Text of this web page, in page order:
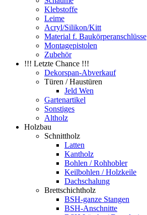
Klebstoffe
Leime
Acryl/Silikon/Kitt
Material f. Baukörperanschlüsse
Montagepistolen
Zubehör
!!! Letzte Chance !!!
Dekorspan-Abverkauf
Türen / Haustüren
Jeld Wen
Gartenartikel
Sonstiges
Altholz
Holzbau
Schnittholz
Latten
Kantholz
Bohlen / Rohhobler
Keilbohlen / Holzkeile
Dachschalung
Brettschichtholz
BSH-ganze Stangen
BSH-Anschnitte